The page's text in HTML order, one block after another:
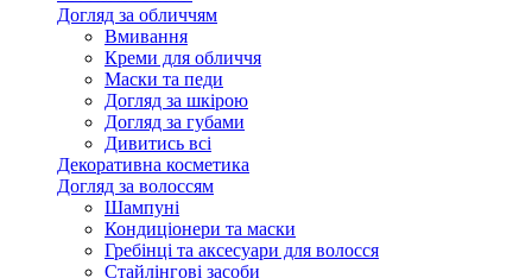
Догляд за обличчям
Вмивання
Креми для обличчя
Маски та педи
Догляд за шкірою
Догляд за губами
Дивитись всі
Декоративна косметика
Догляд за волоссям
Шампуні
Кондиціонери та маски
Гребінці та аксесуари для волосся
Стайлінгові засоби